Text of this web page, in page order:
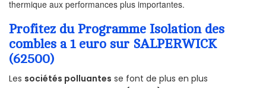
thermique aux performances plus importantes.
Profitez du Programme Isolation des
combles a 1 euro sur SALPERWICK
(62500)
Les sociétés polluantes se font de plus en plus